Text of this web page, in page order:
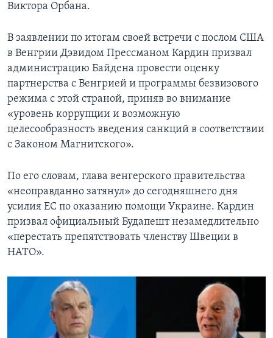
Виктора Орбана.
В заявлении по итогам своей встречи с послом США
в Венгрии Дэвидом Прессманом Кардин призвал
администрацию Байдена провести оценку
партнерства с Венгрией и программы безвизового
режима с этой страной, приняв во внимание
«уровень коррупции и возможную
целесообразность введения санкций в соответствии
с Законом Магнитского».
По его словам, глава венгерского правительства
«неоправданно затянул» до сегодняшнего дня
усилия ЕС по оказанию помощи Украине. Кардин
призвал официальный Будапешт незамедлительно
«перестать препятствовать членству Швеции в
НАТО».